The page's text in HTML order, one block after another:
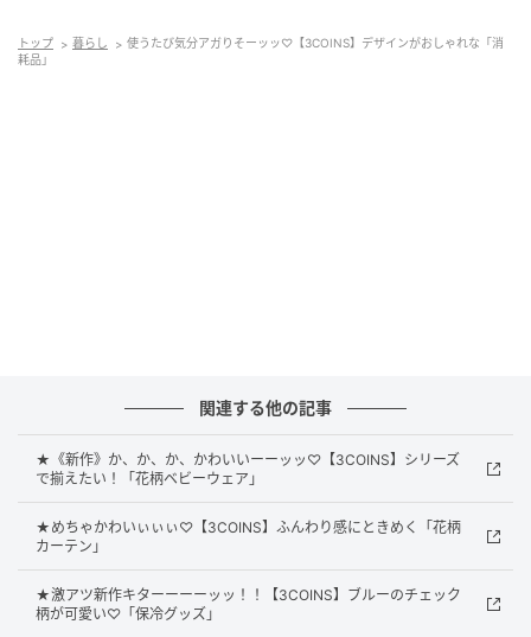
して、ぜひ取り入れてみてください！
トップ 暮らし
使うたび気分アガりそーッッ♡【3COINS】デザインがおしゃれな「消
耗品」
関連する他の記事
★《新作》か、か、か、かわいいーーッッ♡【3COINS】シリーズ
で揃えたい！「花柄ベビーウェア」
★めちゃかわいぃぃぃ♡【3COINS】ふんわり感にときめく「花柄
カーテン」
★激アツ新作キターーーーッッ！！【3COINS】ブルーのチェック
柄が可愛い♡「保冷グッズ」